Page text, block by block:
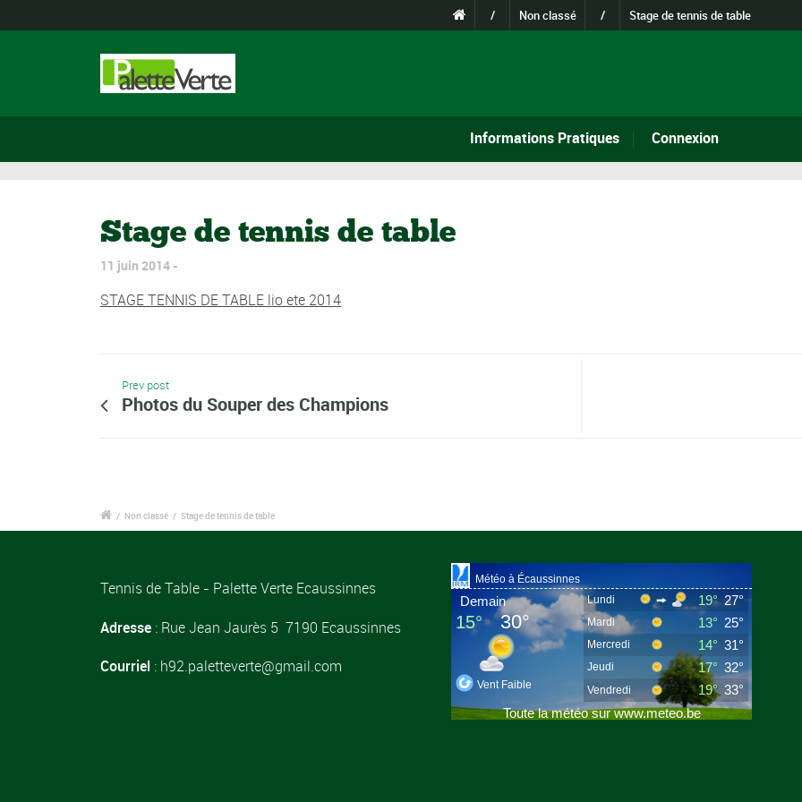
/ Non classé / Stage de tennis de table
Informations Pratiques Connexion
Stage de tennis de table
11 juin 2014
STAGE TENNIS DE TABLE lio ete 2014
Prev post
Photos du Souper des Champions
/ Non classé / Stage de tennis de table
Tennis de Table - Palette Verte Ecaussinnes
Adresse : Rue Jean Jaurès 5 7190 Ecaussinnes
Courriel : h92.paletteverte@gmail.com